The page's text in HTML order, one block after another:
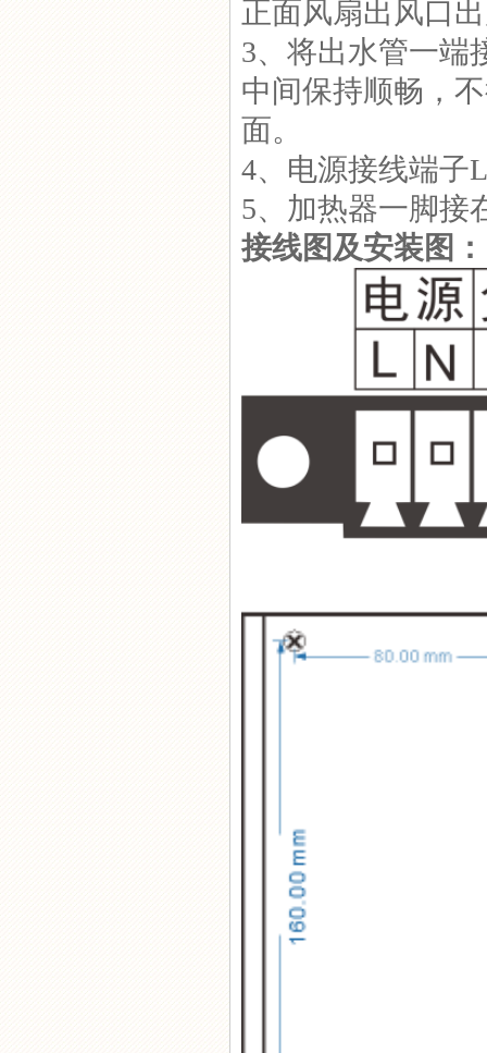
正面风扇出风口
3、将出水管一端
中间保持顺畅，
面。
4、电源接线端子
5、加热器一脚接
接线图及安装图：